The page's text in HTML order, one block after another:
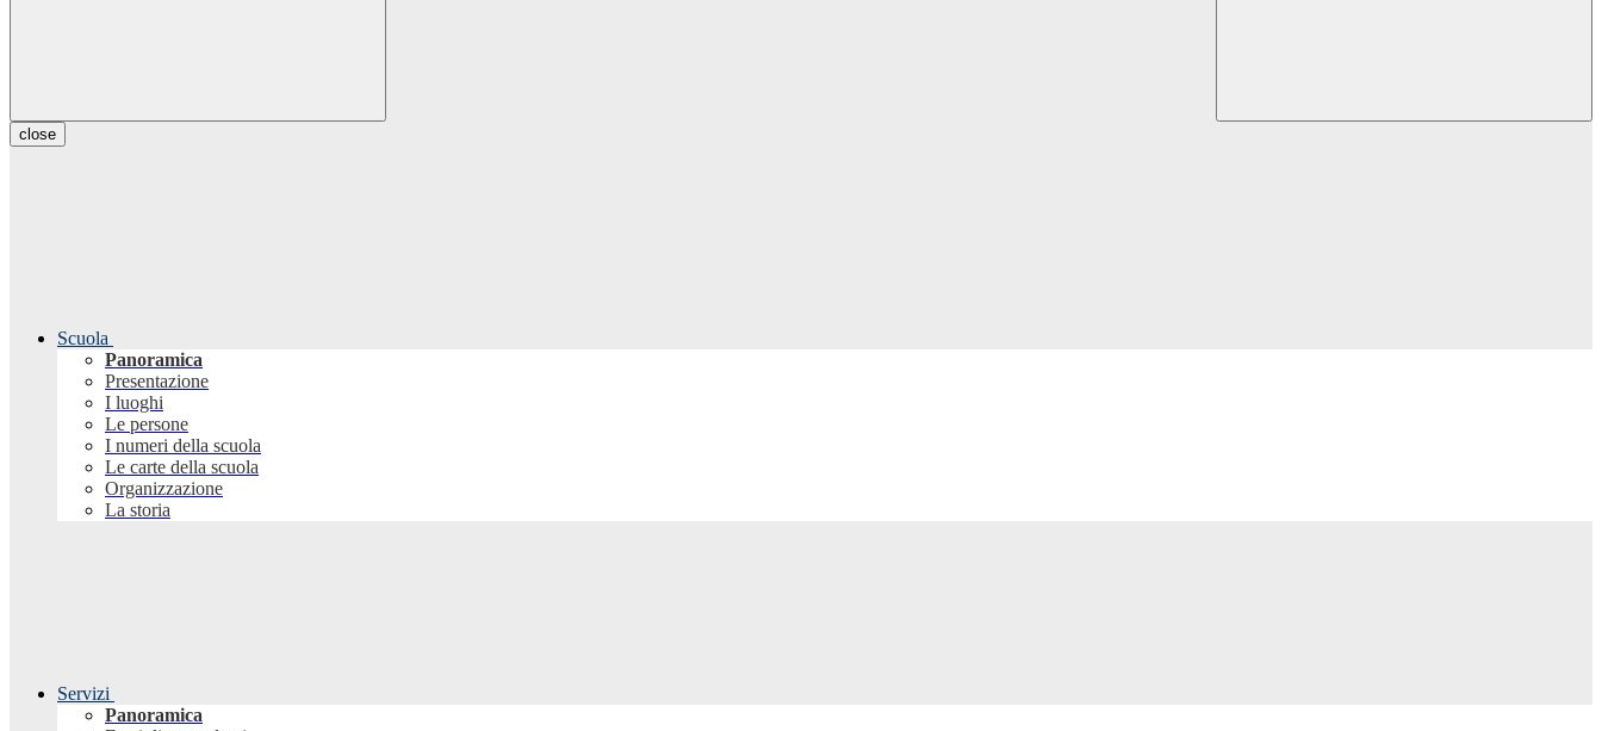
close
Scuola
Panoramica
Presentazione
I luoghi
Le persone
I numeri della scuola
Le carte della scuola
Organizzazione
La storia
Servizi
Panoramica